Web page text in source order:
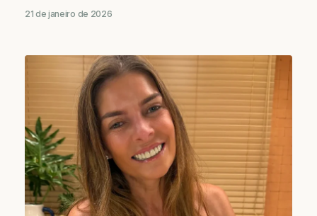
21 de janeiro de 2026